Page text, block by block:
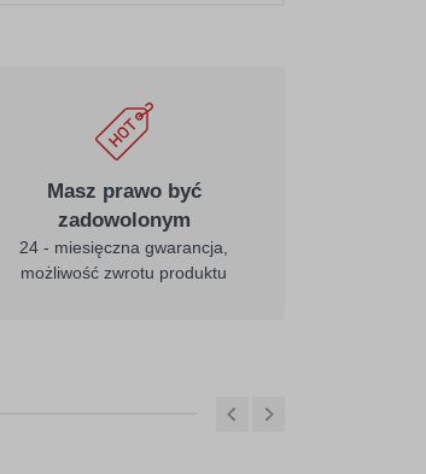
cytrynowyMasz prawo być
zadowolonym
24 - miesięczna gwarancja,
możliwość zwrotu produktu